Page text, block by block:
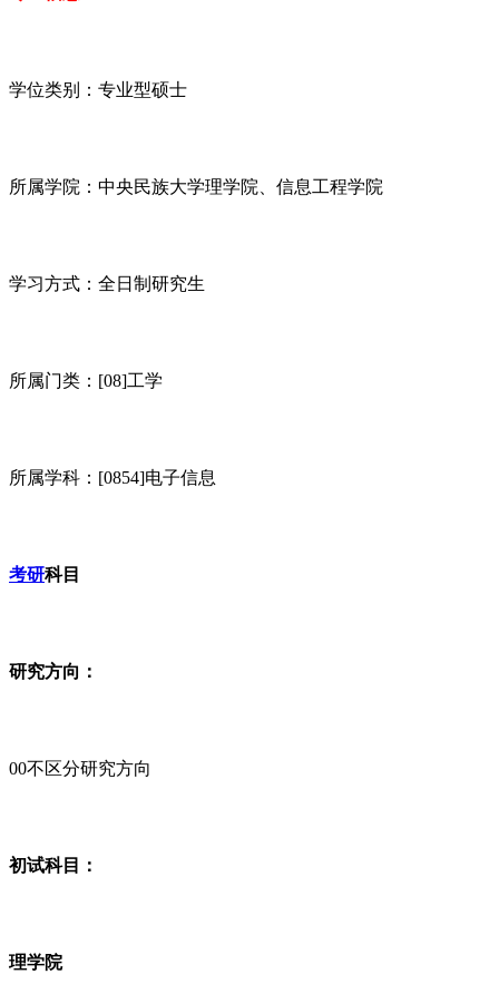
学位类别：专业型硕士
所属学院：中央民族大学理学院、信息工程学院
学习方式：全日制研究生
所属门类：[08]工学
所属学科：[0854]电子信息
考研科目
研究方向：
00不区分研究方向
初试科目：
理学院